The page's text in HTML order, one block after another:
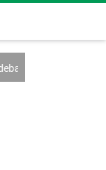
de liquidez y baja